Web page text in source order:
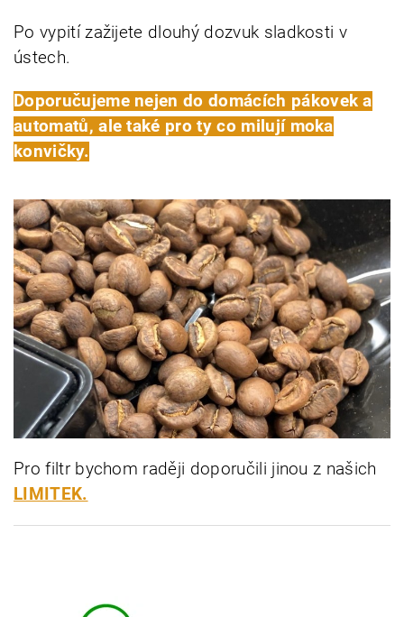
Po vypití zažijete dlouhý dozvuk sladkosti v
ústech.
Doporučujeme nejen do domácích pákovek a
automatů, ale také pro ty co milují moka
konvičky.
Pro filtr bychom raději doporučili jinou z našich
LIMITEK.